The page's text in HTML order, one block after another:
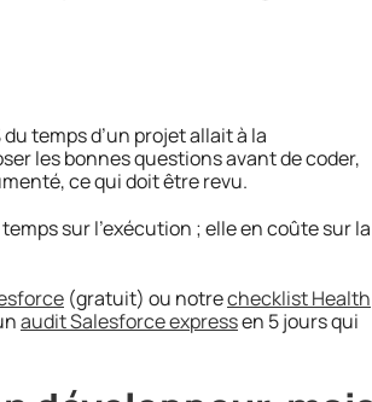
temps d’un projet allait à la
les bonnes questions avant de coder,
ce qui doit être revu.
sur l’exécution ; elle en coûte sur la
(gratuit) ou notrechecklist Health
audit Salesforce expressen 5 jours qui